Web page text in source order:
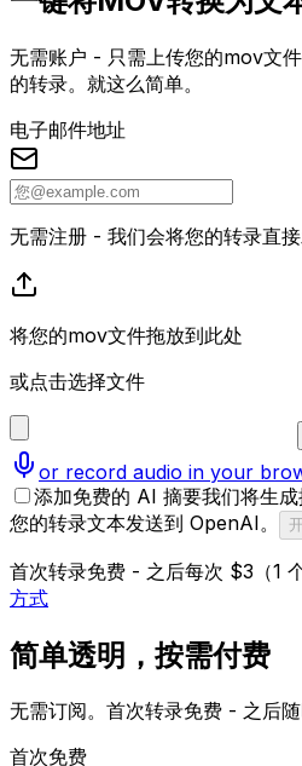
无需账户 - 只需上传您的mov文
的转录。就这么简单。
电子邮件地址
无需注册 - 我们会将您的转录直接
将您的mov文件拖放到此处
或点击选择文件
or record audio in your
添加免费的 AI 摘要我们将生
您的转录文本发送到 OpenAI。
首次转录免费 - 之后每次 $3（1 个
方式
简单透明，按需付费
无需订阅。首次转录免费 - 之后随
首次免费